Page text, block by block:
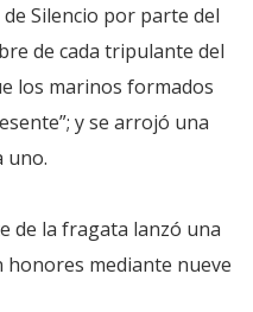
Silencio por parte del
de cada tripulante del
los marinos formados
y se arrojó una
uno.
de la fragata lanzó una
honores mediante nueve